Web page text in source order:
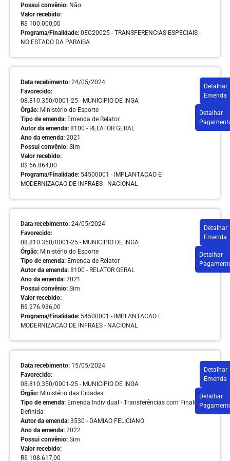
Possui convênio: Não
Valor recebido:
R$ 100.000,00
Programa/Finalidade: 0EC20025 - TRANSFERENCIAS ESPECIAIS -
NO ESTADO DA PARAIBA
Data recebimento: 24/05/2024
Favorecido:
08.810.350/0001-25 - MUNICIPIO DE INGA
Órgão: Ministério do Esporte
Tipo de emenda: Emenda de Relator
Autor da emenda: 8100 - RELATOR GERAL
Ano da emenda: 2021
Possui convênio: Sim
Valor recebido:
R$ 66.864,00
Programa/Finalidade: 54500001 - IMPLANTACAO E
MODERNIZACAO DE INFRAES - NACIONAL
Detalhar
Emenda
Detalhar
Data recebimento: 24/05/2024
Favorecido:
08.810.350/0001-25 - MUNICIPIO DE INGA
Órgão: Ministério do Esporte
Tipo de emenda: Emenda de Relator
Autor da emenda: 8100 - RELATOR GERAL
Ano da emenda: 2021
Possui convênio: Sim
Valor recebido:
R$ 276.936,00
Programa/Finalidade: 54500001 - IMPLANTACAO E
MODERNIZACAO DE INFRAES - NACIONAL
Detalhar
Emenda
Detalhar
Data recebimento: 15/05/2024
Favorecido:
08.810.350/0001-25 - MUNICIPIO DE INGA
Órgão: Ministério das Cidades
Tipo de emenda: Emenda Individual - Transferências com Finalidade
Definida
Autor da emenda: 3530 - DAMIAO FELICIANO
Ano da emenda: 2022
Possui convênio: Sim
Valor recebido:
R$ 108.617,00
Detalhar
Emenda
Detalhar